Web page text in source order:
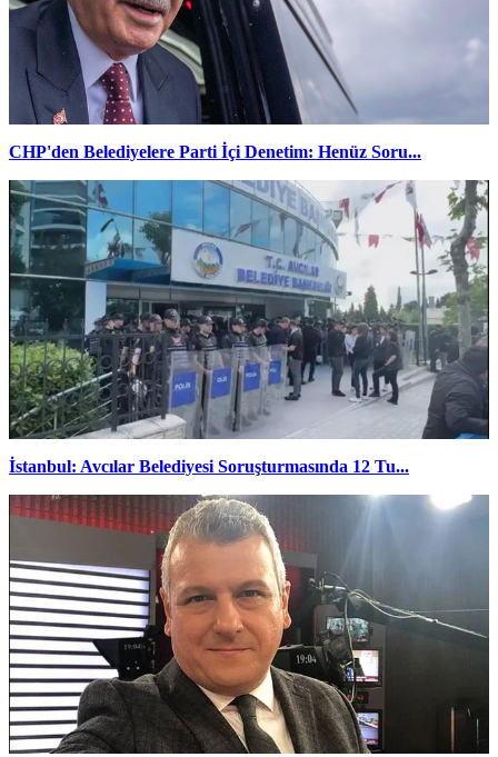
CHP'den Belediyelere Parti İçi Denetim: Henüz Soru...
İstanbul: Avcılar Belediyesi Soruşturmasında 12 Tu...